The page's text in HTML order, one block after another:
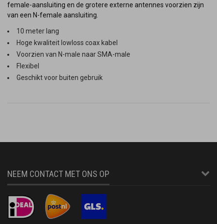
female-aansluiting en de grotere externe antennes voorzien zijn
van een N-female aansluiting.
10 meter lang
Hoge kwaliteit lowloss coax kabel
Voorzien van N-male naar SMA-male
Flexibel
Geschikt voor buiten gebruik
NEEM CONTACT MET ONS OP